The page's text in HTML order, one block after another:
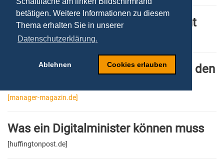
betätigen. Weitere Informationen zu diesem
Thema erhalten Sie in unserer
Datenschutzerklärung.
Ablehnen Cookies erlauben
Deutschland droht eine Datenflucht
[manager-magazin.de]
Diese digitalen Themen gehören in den
[manager-magazin.de]
Was ein Digitalminister können muss
[huffingtonpost.de]